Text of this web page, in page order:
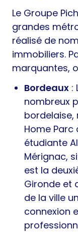
Le Groupe
grandes
réalisé de
immobiliers.
marquantes,
Bordeaux :
nombreux
Home
étudiante
Mérignac,
est la
Gironde et
de la ville
connexion